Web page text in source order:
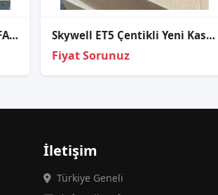
SKYWELL ET5 TAKIM LEDLİ FAR SIFIR ORJİNAL 22- Skywell ET5 Çentikli Yeni Kasa Far Lambası Sağ 2022-2025
Fiyat Sorunuz
İletişim
Türkiye Geneli